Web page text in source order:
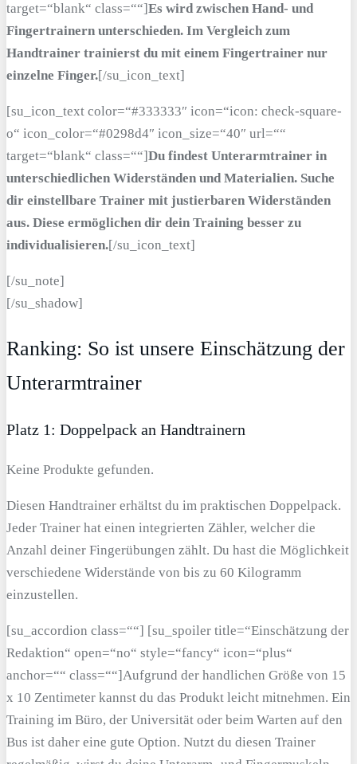
target=“blank“ class=““]Es wird zwischen Hand- und
Fingertrainern unterschieden. Im Vergleich zum
Handtrainer trainierst du mit einem Fingertrainer nur
einzelne Finger.[/su_icon_text]
[su_icon_text color=“#333333″ icon=“icon: check-square-
o“ icon_color=“#0298d4″ icon_size=“40″ url=““
target=“blank“ class=““]Du findest Unterarmtrainer in
unterschiedlichen Widerständen und Materialien. Suche
dir einstellbare Trainer mit justierbaren Widerständen
aus. Diese ermöglichen dir dein Training besser zu
individualisieren.[/su_icon_text]
[/su_note]
[/su_shadow]
Ranking: So ist unsere Einschätzung der
Unterarmtrainer
Platz 1: Doppelpack an Handtrainern
Keine Produkte gefunden.
Diesen Handtrainer erhältst du im praktischen Doppelpack.
Jeder Trainer hat einen integrierten Zähler, welcher die
Anzahl deiner Fingerübungen zählt. Du hast die Möglichkeit
verschiedene Widerstände von bis zu 60 Kilogramm
einzustellen.
[su_accordion class=““] [su_spoiler title=“Einschätzung der
Redaktion“ open=“no“ style=“fancy“ icon=“plus“
anchor=““ class=““]Aufgrund der handlichen Größe von 15
x 10 Zentimeter kannst du das Produkt leicht mitnehmen. Ein
Training im Büro, der Universität oder beim Warten auf den
Bus ist daher eine gute Option. Nutzt du diesen Trainer